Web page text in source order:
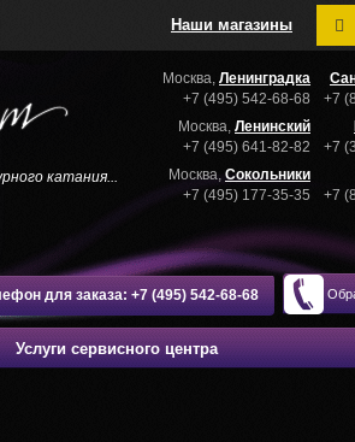
Наши магазины
катания...
для заказа: +7 (495) 542-68-68
Москва, Ленинградка
+7 (495) 542-68-68
Москва, Ленинский
+7 (495) 641-82-82
Москва, Сокольники
+7 (495) 177-35-35
+7
+7
+7
Услуги сервисного центра